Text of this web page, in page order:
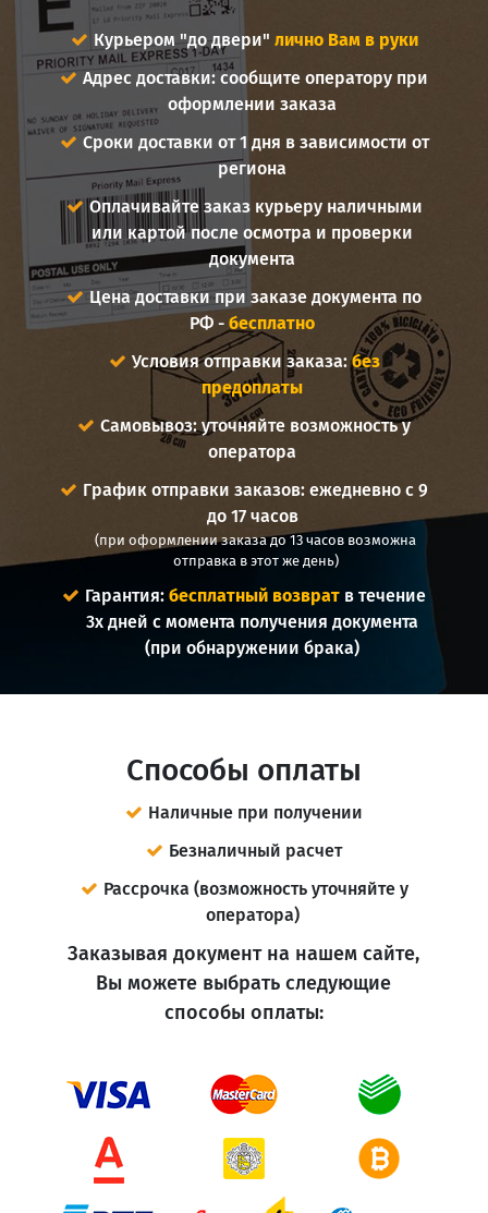
Курьером "до двери" лично Вам в руки
Адрес доставки: сообщите оператору при
оформлении заказа
Сроки доставки от 1 дня в зависимости от
региона
Оплачивайте заказ курьеру наличными
или картой после осмотра и проверки
документа
Цена доставки при заказе документа по
РФ -бесплатно
Условия отправки заказа:без
предоплаты
Самовывоз: уточняйте возможность у
оператора
График отправки заказов: ежедневно с 9
до 17 часов
(при оформлении заказа до 13 часов возможна
отправка в этот же день)
Гарантия:бесплатный возврат в течение
3х дней с момента получения документа
(при обнаружении брака)
Способы оплаты
Наличные при получении
Безналичный расчет
Рассрочка (возможность уточняйте у
оператора)
Заказывая документ на нашем сайте,
Вы можете выбрать следующие
способы оплаты: